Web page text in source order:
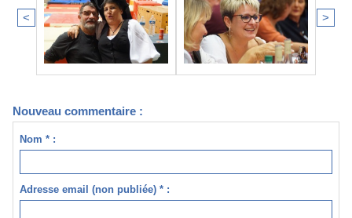
< >
Nouveau commentaire :
Nom * :
Adresse email (non publiée) * :